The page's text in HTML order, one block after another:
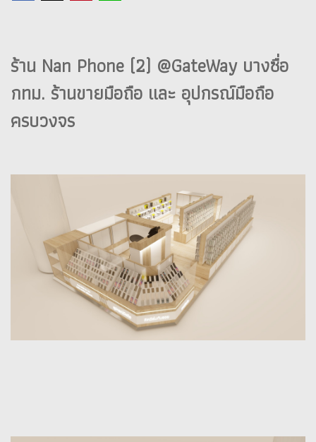
ร้าน Nan Phone (2) @GateWay บางซื่อ
กทม. ร้านขายมือถือ และ อุปกรณ์มือถือ
ครบวงจร